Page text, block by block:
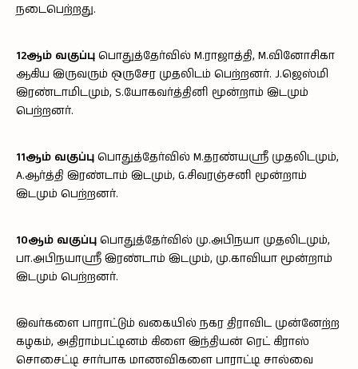
நடைபெற்றது.
12ஆம் வகுப்பு பொதுத்தேர்வில் M.ராஜாத்தி, M.வினோசிகா
ஆகிய இருவரும் ஒருசேர முதலிடம் பெற்றனர். J.ஜெஸ்மி
இரண்டாமிடமும், S.யோகவர்த்தினி மூன்றாம் இடமும்
பெற்றனர்.
11ஆம் வகுப்பு பொதுத்தேர்வில் M.தரண்யஸ்ரீ முதலிடமும்,
A.ஆர்த்தி இரண்டாம் இடமும், G.சிவரஞ்சனி மூன்றாம்
இடமும் பெற்றனர்.
10ஆம் வகுப்பு பொதுத்தேர்வில் மு.அபிநயா முதலிடமும்,
பா.அபிநயாஸ்ரீ இரண்டாம் இடமும், மு.காவியா மூன்றாம்
இடமும் பெற்றனர்.
இவர்களை பாராட்டும் வகையில் நகர திராவிட முன்னேற்ற
கழகம், அதிராம்பட்டினம் கிளை இந்தியன் ரெட் கிராஸ்
சொசைட்டி சார்பாக மாணவிகளை பாராட்டி சால்வை